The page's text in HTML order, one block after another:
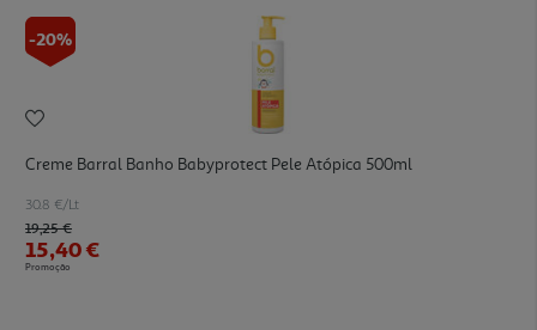
-20%
Creme Barral Banho Babyprotect Pele Atópica 500ml
30.8 €/Lt
Price reduced from
19,25 €to
15,40 €
Promoção